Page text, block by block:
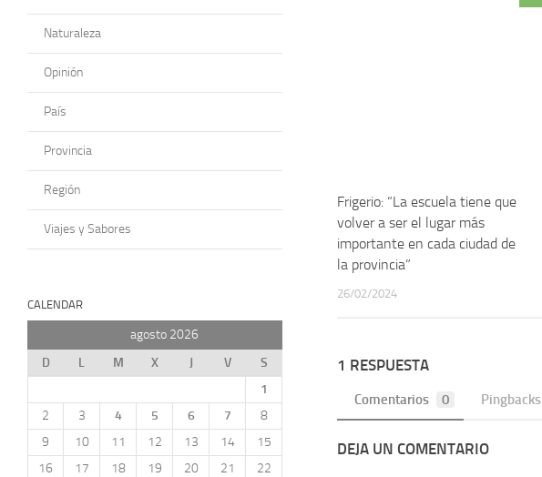
Frigerio: “La escuela tiene que
volver a ser el lugar más
importante en cada ciudad de
la provincia”
26/02/2024
1 RESPUESTA
Comentarios 0 Pingbacks
DEJA UN COMENTARIO
Naturaleza
Opinión
País
Provincia
Región
Viajes y Sabores
CALENDAR
agosto 2026
D
L M X J V
S
1
2
3 4 5 6 7
8
9
10 11 12 13 14
15
16
17 18 19 20 21
22